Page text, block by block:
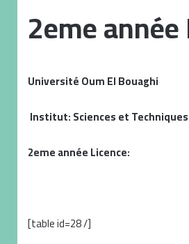
2eme
Université Oum El Bouaghi
Institut: Sciences et
2eme année Licence:
[table id=28 /]